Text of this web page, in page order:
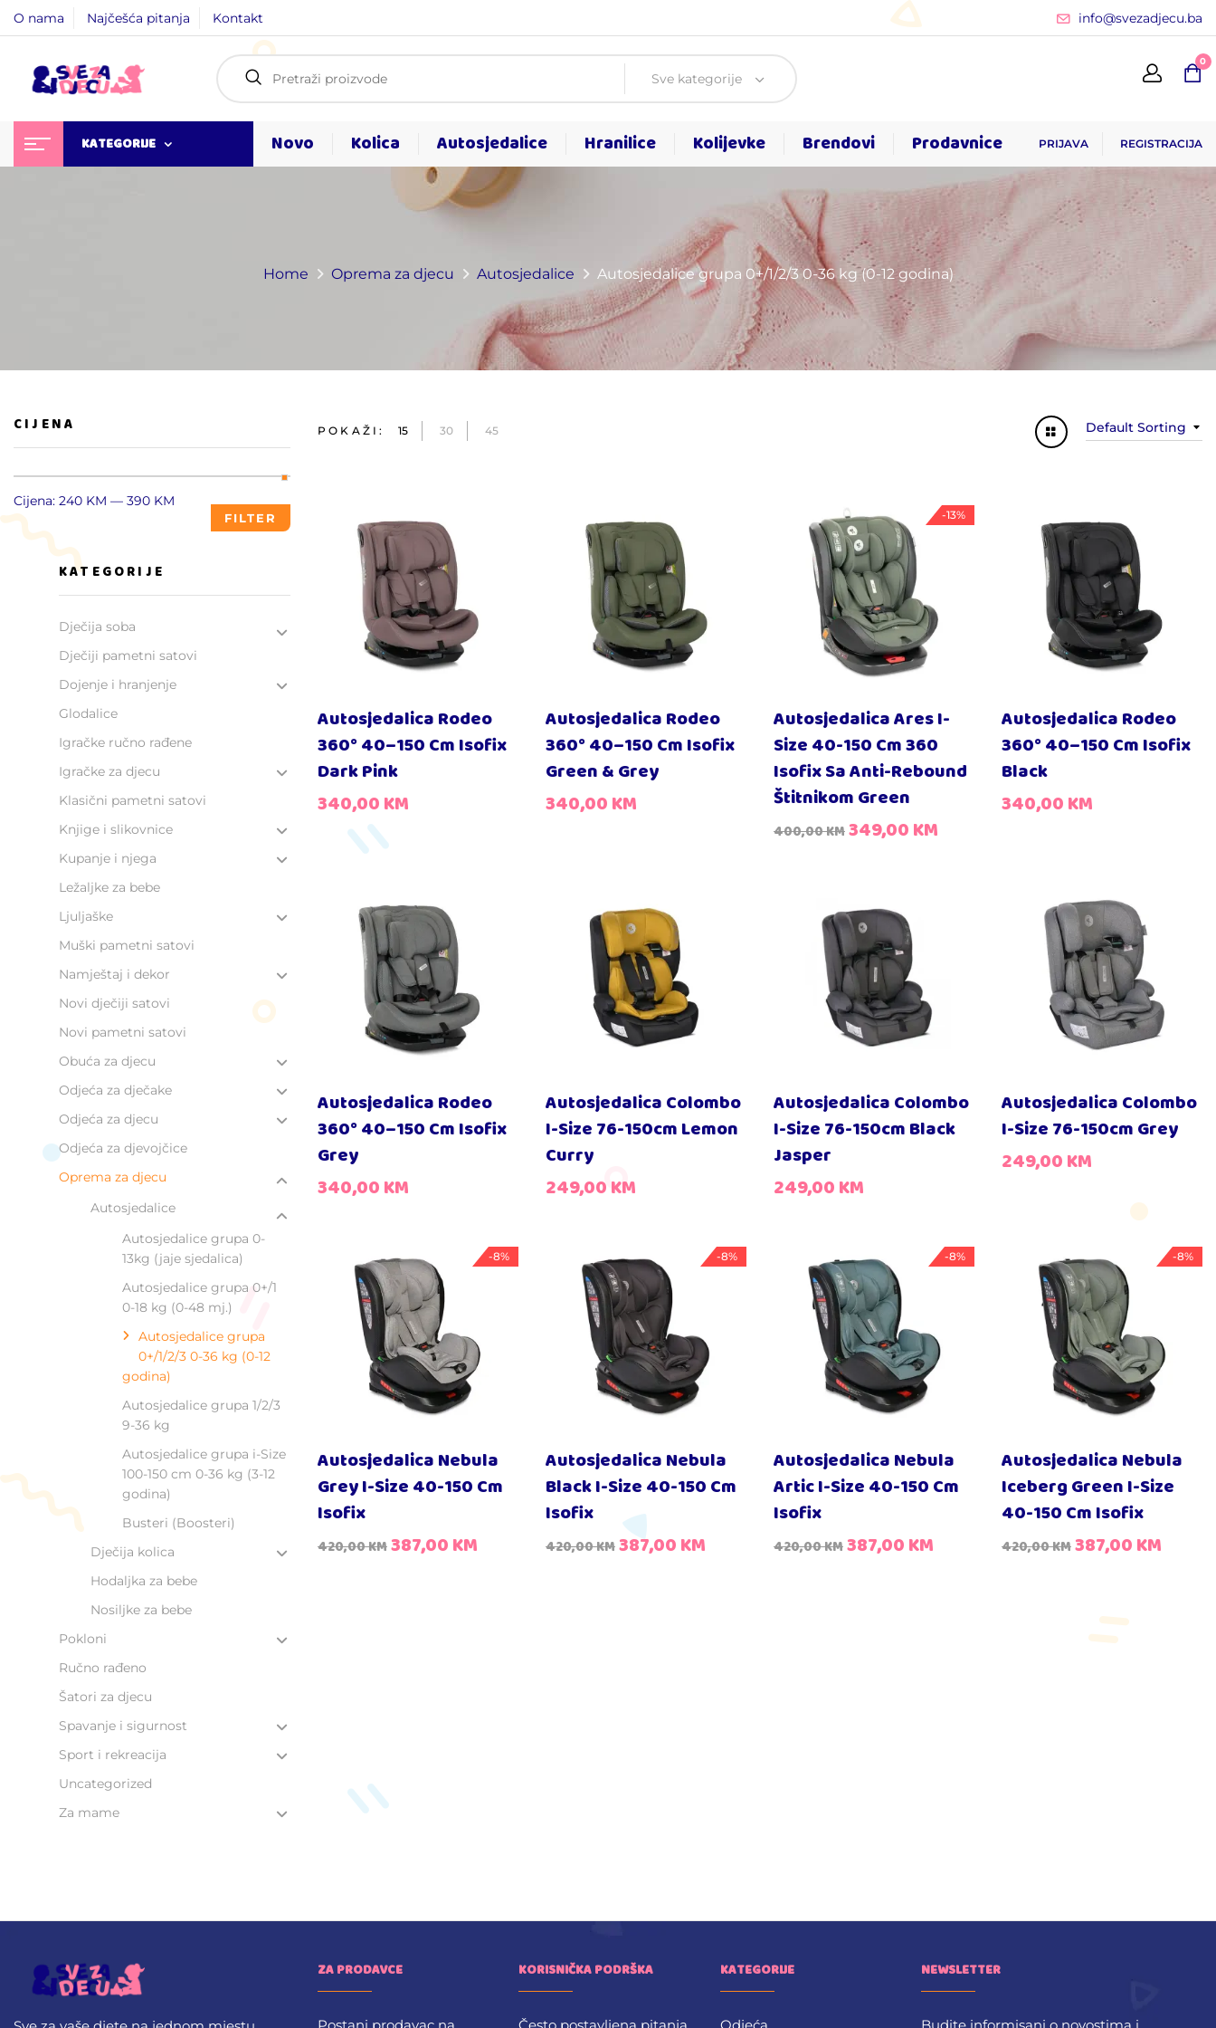
O nama Najčešća pitanja Kontakt info@svezadjecu.ba
Sve kategorije
0
KATEGORIJE Novo Kolica Autosjedalice Hranilice Kolijevke Brendovi Prodavnice PRIJAVA REGISTRACIJA
Home Oprema za djecu Autosjedalice Autosjedalice grupa 0+/1/2/3 0-36 kg (0-12 godina)
CIJENA
FILTER
Cijena: 240 KM — 390 KM
KATEGORIJE
Dječija soba
Dječiji pametni satovi
Dojenje i hranjenje
Glodalice
Igračke ručno rađene
Igračke za djecu
Klasični pametni satovi
Knjige i slikovnice
Kupanje i njega
Ležaljke za bebe
Ljuljaške
Muški pametni satovi
Namještaj i dekor
Novi dječiji satovi
Novi pametni satovi
Obuća za djecu
Odjeća za dječake
Odjeća za djecu
Odjeća za djevojčice
Oprema za djecu
Autosjedalice
Autosjedalice grupa 0-
13kg (jaje sjedalica)
Autosjedalice grupa 0+/1
0-18 kg (0-48 mj.)
Autosjedalice grupa
0+/1/2/3 0-36 kg (0-12
godina)
Autosjedalice grupa 1/2/3
9-36 kg
Autosjedalice grupa i-Size
100-150 cm 0-36 kg (3-12
godina)
Busteri (Boosteri)
Dječija kolica
Hodaljka za bebe​
Nosiljke za bebe
Pokloni
Ručno rađeno
Šatori za djecu
Spavanje i sigurnost
Sport i rekreacija
Uncategorized
Za mame
Default Sorting
POKAŽI: 15 30 45
Autosjedalica Rodeo
360° 40–150 Cm Isofix
Dark Pink
340,00KM
Autosjedalica Rodeo
360° 40–150 Cm Isofix
Green & Grey
340,00KM
-13%
Autosjedalica Ares I-
Size 40-150 Cm 360
Isofix Sa Anti-Rebound
Štitnikom Green
400,00KM349,00KM
Autosjedalica Rodeo
360° 40–150 Cm Isofix
Black
340,00KM
Autosjedalica Rodeo
360° 40–150 Cm Isofix
Grey
340,00KM
Autosjedalica Colombo
I-Size 76-150cm Lemon
Curry
249,00KM
Autosjedalica Colombo
I-Size 76-150cm Black
Jasper
249,00KM
Autosjedalica Colombo
I-Size 76-150cm Grey
249,00KM
-8%
Autosjedalica Nebula
Grey I-Size 40-150 Cm
Isofix
420,00KM387,00KM
-8%
Autosjedalica Nebula
Black I-Size 40-150 Cm
Isofix
420,00KM387,00KM
-8%
Autosjedalica Nebula
Artic I-Size 40-150 Cm
Isofix
420,00KM387,00KM
-8%
Autosjedalica Nebula
Iceberg Green I-Size
40-150 Cm Isofix
420,00KM387,00KM
ZA PRODAVCE KORISNIČKA PODRŠKA KATEGORIJE NEWSLETTER